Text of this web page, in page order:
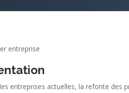
entreprise
entreprises actuelles, la refonte des